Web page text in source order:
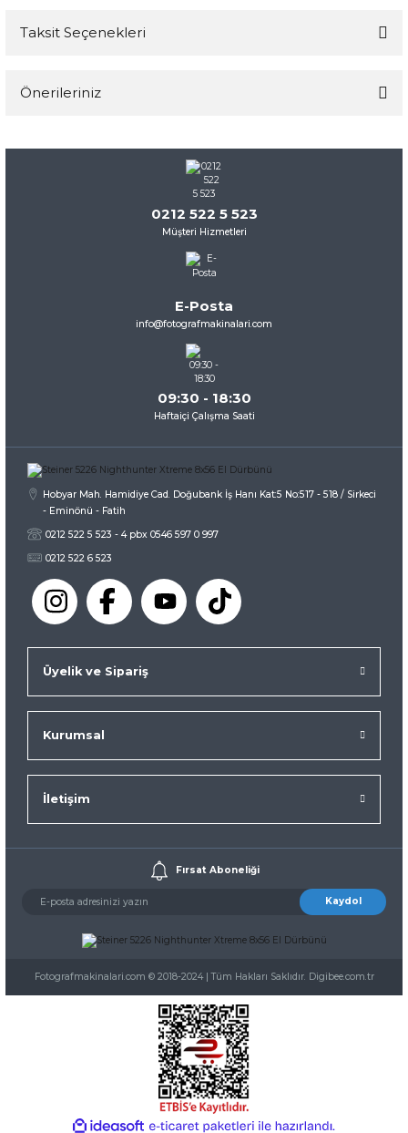
Taksit Seçenekleri
Önerileriniz
konularda yetersiz gördüğünüz noktaları öneri formunu
kullanarak tarafımıza iletebilirsiniz.
Görüş ve önerileriniz için teşekkür ederiz.
Ürün resmi kalitesiz, bozuk veya görüntülenemiyor.
Ürün açıklamasında eksik bilgiler bulunuyor.
Ürün fiyatı diğer sitelerden daha pahalı.
0212 522 5 523
Müşteri Hizmetleri
E-Posta
info@fotografmakinalari.com
09:30 - 18:30
Haftaiçi Çalışma Saati
Hobyar Mah. Hamidiye Cad. Doğubank İş Hanı Kat:5 No:517 - 518 / Sirkeci
- Eminönü - Fatih
0212 522 5 523 - 4 pbx 0546 597 0 997
0212 522 6 523
Üyelik ve Sipariş
Kurumsal
İletişim
Fırsat Aboneliği
Kaydol
Fotografmakinalari.com © 2018-2024 | Tüm Hakları Saklıdır. Digibee.com.tr
ideasoft e-